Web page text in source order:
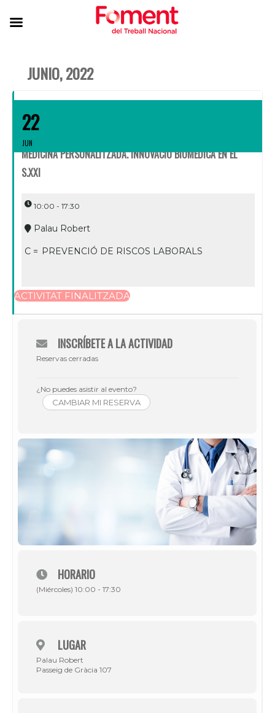
JUNIO, 2022
22
JUN
MEDICINA PERSONALITZADA. INNOVACIÓ BIOMÈDICA EN EL
S.XXI
10:00 - 17:30
Palau Robert
C = PREVENCIÓ DE RISCOS LABORALS
ACTIVITAT FINALITZADA
INSCRÍBETE A LA ACTIVIDAD
Reservas cerradas
¿No puedes asistir al evento?
CAMBIAR MI RESERVA
HORARIO
(Miércoles) 10:00 - 17:30
LUGAR
Palau Robert
Passeig de Gràcia 107